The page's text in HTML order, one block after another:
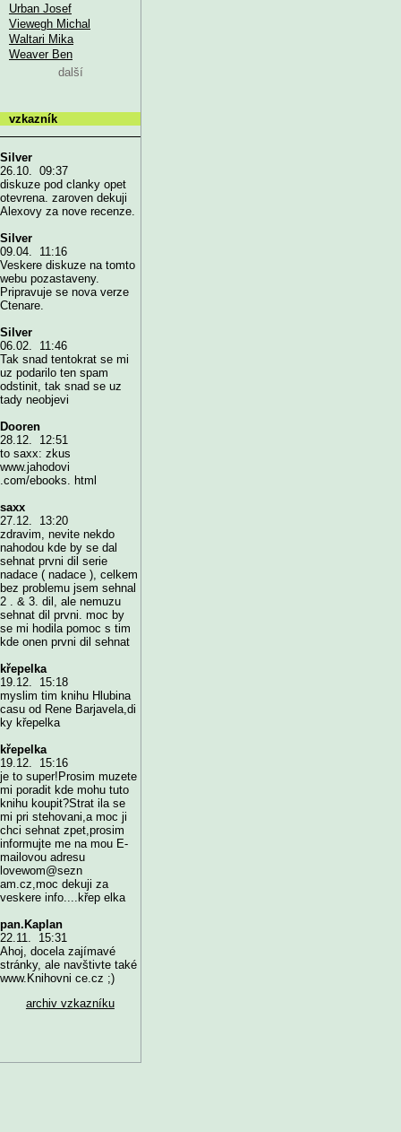
Urban Josef
Viewegh Michal
Waltari Mika
Weaver Ben
další
vzkazník
Silver
26.10. 09:37
diskuze pod clanky opet
otevrena. zaroven dekuji
Alexovy za nove recenze.
Silver
09.04. 11:16
Veskere diskuze na tomto
webu pozastaveny.
Pripravuje se nova verze
Ctenare.
Silver
06.02. 11:46
Tak snad tentokrat se mi
uz podarilo ten spam
odstinit, tak snad se uz
tady neobjevi
Dooren
28.12. 12:51
to saxx: zkus
www.jahodovi
.com/ebooks. html
saxx
27.12. 13:20
zdravim, nevite nekdo
nahodou kde by se dal
sehnat prvni dil serie
nadace ( nadace ), celkem
bez problemu jsem sehnal
2 . & 3. dil, ale nemuzu
sehnat dil prvni. moc by
se mi hodila pomoc s tim
kde onen prvni dil sehnat
křepelka
19.12. 15:18
myslim tim knihu Hlubina
casu od Rene Barjavela,di
ky křepelka
křepelka
19.12. 15:16
je to super!Prosim muzete
mi poradit kde mohu tuto
knihu koupit?Strat ila se
mi pri stehovani,a moc ji
chci sehnat zpet,prosim
informujte me na mou E-
mailovou adresu
lovewom@sezn
am.cz,moc dekuji za
veskere info....křep elka
pan.Kaplan
22.11. 15:31
Ahoj, docela zajímavé
stránky, ale navštivte také
www.Knihovni ce.cz ;)
archiv vzkazníku